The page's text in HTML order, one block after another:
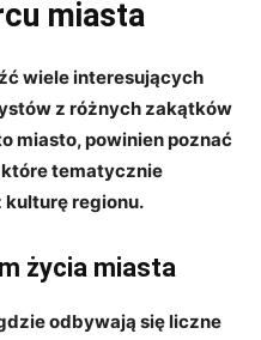
miasta
wiele ⁢interesujących
z różnych ⁢zakątków
miasto, powinien poznać
tematycznie
regionu.
życia miasta
odbywają się liczne⁢